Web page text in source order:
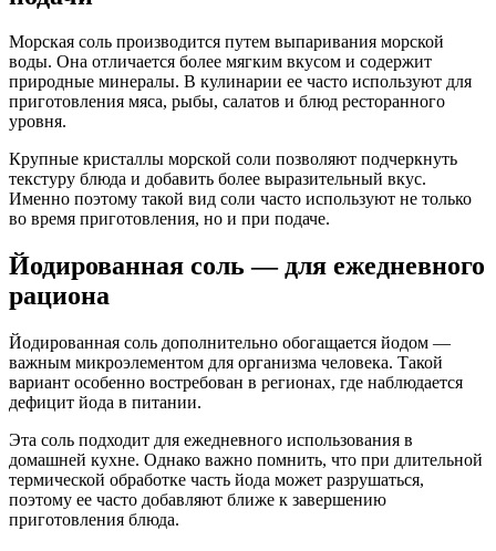
Морская соль производится путем выпаривания морской
воды. Она отличается более мягким вкусом и содержит
природные минералы. В кулинарии ее часто используют для
приготовления мяса, рыбы, салатов и блюд ресторанного
уровня.
Крупные кристаллы морской соли позволяют подчеркнуть
текстуру блюда и добавить более выразительный вкус.
Именно поэтому такой вид соли часто используют не только
во время приготовления, но и при подаче.
Йодированная соль — для ежедневного
рациона
Йодированная соль дополнительно обогащается йодом —
важным микроэлементом для организма человека. Такой
вариант особенно востребован в регионах, где наблюдается
дефицит йода в питании.
Эта соль подходит для ежедневного использования в
домашней кухне. Однако важно помнить, что при длительной
термической обработке часть йода может разрушаться,
поэтому ее часто добавляют ближе к завершению
приготовления блюда.